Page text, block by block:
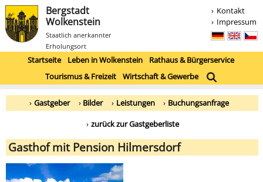
Bergstadt
Wolkenstein
Staatlich anerkannter
Erholungsort
Kontakt
Impressum
Startseite Leben in Wolkenstein
Rathaus & Bürgerservice
Tourismus & Freizeit
Wirtschaft & Gewerbe
Gastgeber Bilder Leistungen Buchungsanfrage
zurück zur Gastgeberliste
Gasthof mit Pension Hilmersdorf